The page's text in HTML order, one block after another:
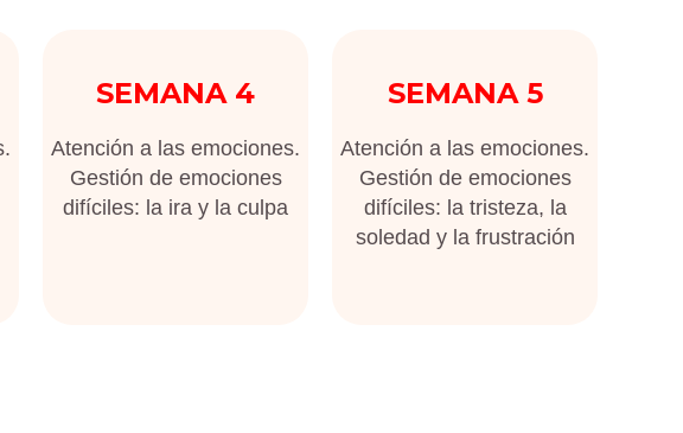
SEMANA 4
Atención a las emociones.
Gestión de emociones
difíciles: la ira y la culpa
SEMANA 5
Atención a las emociones.
Gestión de emociones
difíciles: la tristeza, la
soledad y la frustración